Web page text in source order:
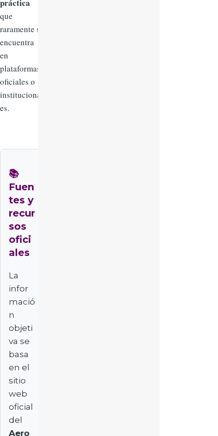
práctica
que
raramente se
encuentra
en
plataformas
oficiales o
institucional
es.
📚
Fuen
tes y
recur
sos
ofici
ales
La
infor
mació
n
objeti
va se
basa
en el
sitio
web
oficial
del
Aero